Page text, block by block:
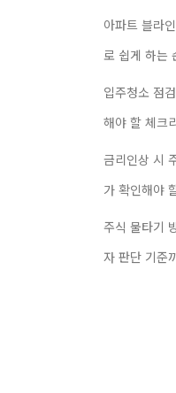
아파트 블라
로 쉽게 하는
입주청소 점
해야 할 체크
금리인상 시
가 확인해야
주식 물타기
자 판단 기준